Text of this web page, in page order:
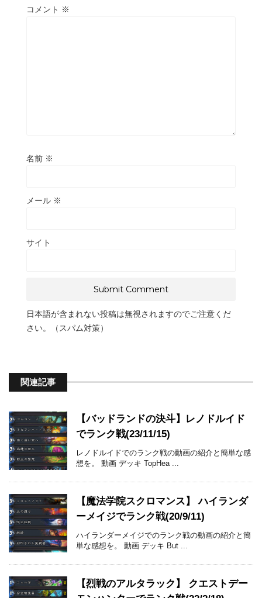
コメント ※
名前 ※
メール ※
サイト
日本語が含まれない投稿は無視されますのでご注意くだ
さい。（スパム対策）
関連記事
【バッドランドの決斗】レノドルイド
でランク戦(23/11/15)
レノドルイドでのランク戦の動画の紹介と簡単な感
想を。 動画 デッキ TopHea ...
【魔法学院スクロマンス】 ハイランダ
ーメイジでランク戦(20/9/11)
ハイランダーメイジでのランク戦の動画の紹介と簡
単な感想を。 動画 デッキ But ...
【烈戦のアルタラック】 クエストデー